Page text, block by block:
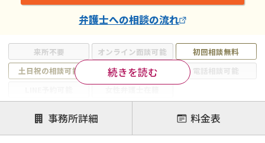
来所不要 オンライン面談可能
初回相談無料
土日祝の相談可能
19時以降電話可能
電話相談可能
注力案件
離婚前相談
離婚調停
離婚裁判
続きを読む
弁護士への相談の流れ
事務所詳細 料金表